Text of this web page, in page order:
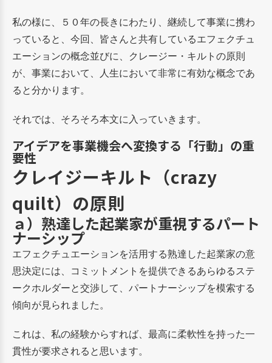
私の様に、５０年の長きにわたり、継続して事業に携わ
っていると、今回、皆さんと共有しているエフェクチュ
エーションの概念並びに、クレージー・キルトの原則
が、事業において、人生において非常に有効な概念であ
ると分かります。
それでは、そろそろ本文に入っていきます。
アイデアを事業機会へ変換する「行動」の重
要性
クレイジーキルト（crazy
quilt）の原則
ａ）熟達した起業家が重視するパート
ナーシップ
エフェクチュエーションを活用する熟達した起業家の意
思決定には、コミットメントを提供できるあらゆるステ
ークホルダーと交渉して、パートナーシップを模索する
傾向が見られました。
これは、私の経験からすれば、最高に柔軟性を持った一
貫性が要求されると思います。